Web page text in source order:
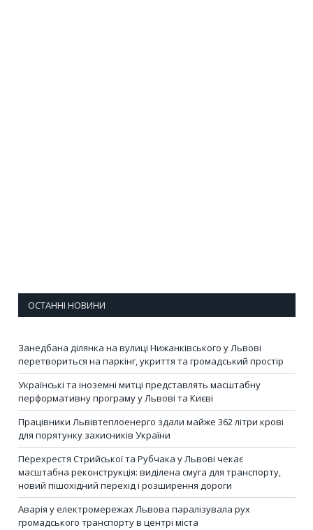
ОСТАННІ НОВИНИ
Занедбана ділянка на вулиці Нижанківського у Львові
перетвориться на паркінг, укриття та громадський простір
Українські та іноземні митці представлять масштабну
перформативну програму у Львові та Києві
Працівники Львівтеплоенерго здали майже 362 літри крові
для порятунку захисників України
Перехрестя Стрийської та Рубчака у Львові чекає
масштабна реконструкція: виділена смуга для транспорту,
новий пішохідний перехід і розширення дороги
Аварія у електромережах Львова паралізувала рух
громадського транспорту в центрі міста